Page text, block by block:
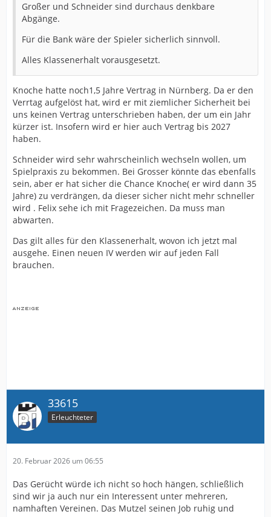
Großer und Schneider sind durchaus denkbare
Abgänge.
Für die Bank wäre der Spieler sicherlich sinnvoll.
Alles Klassenerhalt vorausgesetzt.
Knoche hatte noch1,5 Jahre Vertrag in Nürnberg. Da er den
Verrtag aufgelöst hat, wird er mit ziemlicher Sicherheit bei
uns keinen Vertrag unterschrieben haben, der um ein Jahr
kürzer ist. Insofern wird er hier auch Vertrag bis 2027
haben.
Schneider wird sehr wahrscheinlich wechseln wollen, um
Spielpraxis zu bekommen. Bei Grosser könnte das ebenfalls
sein, aber er hat sicher die Chance Knoche( er wird dann 35
Jahre) zu verdrängen, da dieser sicher nicht mehr schneller
wird . Felix sehe ich mit Fragezeichen. Da muss man
abwarten.
Das gilt alles für den Klassenerhalt, wovon ich jetzt mal
ausgehe. Einen neuen IV werden wir auf jeden Fall
brauchen.
33615
Erleuchteter
20. Februar 2026 um 06:55
Das Gerücht würde ich nicht so hoch hängen, schließlich
sind wir ja auch nur ein Interessent unter mehreren,
namhaften Vereinen. Das Mutzel seinen Job ruhig und